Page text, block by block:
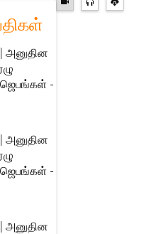
அனுதின
ஜெபங்கள் -
அனுதின
ஜெபங்கள் -
அனுதின